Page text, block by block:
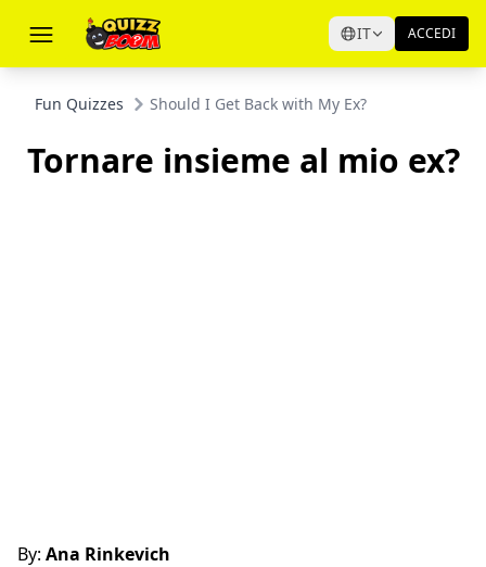
IT ACCEDI
Fun Quizzes Should I Get Back with My Ex?
Tornare insieme al mio ex?
By: Ana Rinkevich